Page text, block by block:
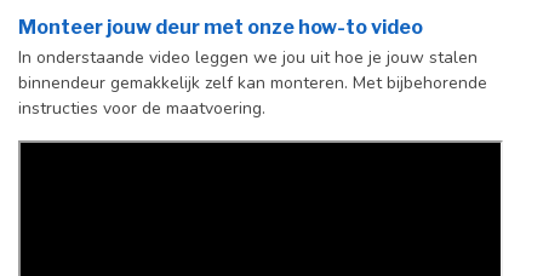
Afdekkap
vloerscharnier
(uitsluitend
taatsdeuren)
Incl. zwart kapje
Monteer jouw deur met onze how-to video
In onderstaande video leggen we jou uit hoe je jouw stalen
binnendeur gemakkelijk zelf kan monteren. Met bijbehorende
instructies voor de maatvoering.